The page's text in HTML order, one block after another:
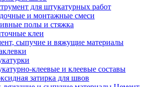
для штукатурных работ
и монтажные смеси
полы и стяжка
клеи
сыпучие и вяжущие материалы
клеевые и клеевые составы
затирка для швов